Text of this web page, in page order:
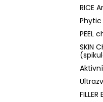
RICE
Phytic
PEEL
SKIN
FILLER